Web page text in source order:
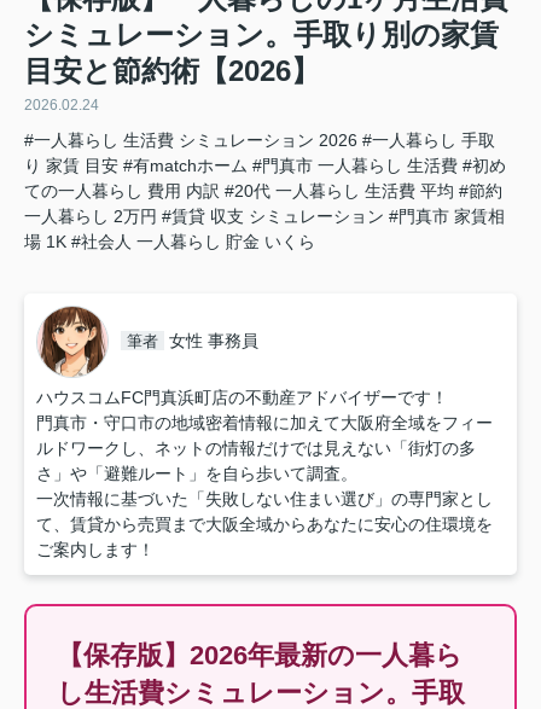
シミュレーション。手取り別の家賃
目安と節約術【2026】
2026.02.24
#一人暮らし 生活費 シミュレーション 2026 #一人暮らし 手取
り 家賃 目安 #有matchホーム #門真市 一人暮らし 生活費 #初め
ての一人暮らし 費用 内訳 #20代 一人暮らし 生活費 平均 #節約
一人暮らし 2万円 #賃貸 収支 シミュレーション #門真市 家賃相
場 1K #社会人 一人暮らし 貯金 いくら
筆者 女性 事務員
ハウスコムFC門真浜町店の不動産アドバイザーです！
門真市・守口市の地域密着情報に加えて大阪府全域をフィー
ルドワークし、ネットの情報だけでは見えない「街灯の多
さ」や「避難ルート」を自ら歩いて調査。
一次情報に基づいた「失敗しない住まい選び」の専門家とし
て、賃貸から売買まで大阪全域からあなたに安心の住環境を
ご案内します！
【保存版】2026年最新の一人暮ら
し生活費シミュレーション。手取